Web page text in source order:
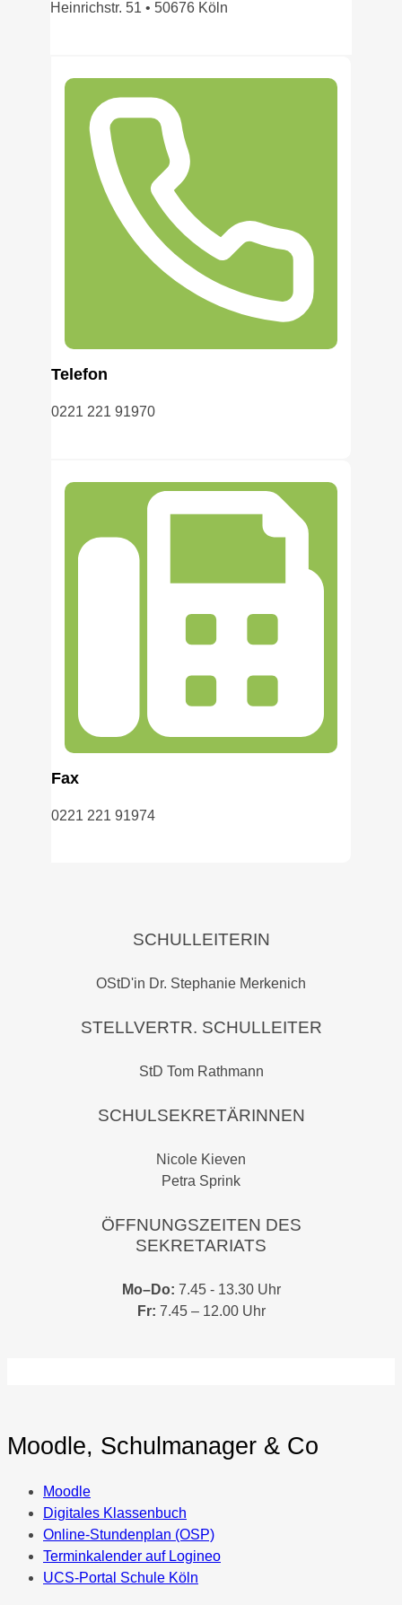
Heinrichstr. 51 • 50676 Köln
Telefon
0221 221 91970
Fax
0221 221 91974
SCHULLEITERIN
OStD'in Dr. Stephanie Merkenich
STELLVERTR. SCHULLEITER
StD Tom Rathmann
SCHULSEKRETÄRINNEN
Nicole Kieven
Petra Sprink
ÖFFNUNGSZEITEN DES
SEKRETARIATS
Mo–Do: 7.45 - 13.30 Uhr
Fr: 7.45 – 12.00 Uhr
Moodle, Schulmanager & Co
Moodle
Digitales Klassenbuch
Online-Stundenplan (OSP)
Terminkalender auf Logineo
UCS-Portal Schule Köln